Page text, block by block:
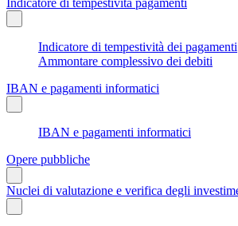
Indicatore di tempestività dei pagamenti
Ammontare complessivo dei debiti
IBAN e pagamenti informatici
IBAN e pagamenti informatici
Opere pubbliche
Nuclei di valutazione e verifica degli